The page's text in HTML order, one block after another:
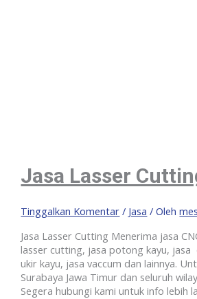
Jasa Lasser
Tinggalkan Komentar / Jasa / Oleh
Jasa Lasser Cutting Menerima jasa
lasser cutting, jasa potong kayu,
ukir kayu, jasa vaccum dan lainnya.
Surabaya Jawa Timur dan seluruh
Segera hubungi kami untuk info lebih